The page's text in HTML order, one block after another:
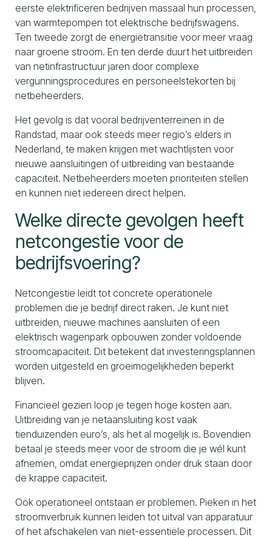
eerste elektrificeren bedrijven massaal hun processen,
van warmtepompen tot elektrische bedrijfswagens.
Ten tweede zorgt de energietransitie voor meer vraag
naar groene stroom. En ten derde duurt het uitbreiden
van netinfrastructuur jaren door complexe
vergunningsprocedures en personeelstekorten bij
netbeheerders.
Het gevolg is dat vooral bedrijventerreinen in de
Randstad, maar ook steeds meer regio’s elders in
Nederland, te maken krijgen met wachtlijsten voor
nieuwe aansluitingen of uitbreiding van bestaande
capaciteit. Netbeheerders moeten prioriteiten stellen
en kunnen niet iedereen direct helpen.
Welke directe gevolgen heeft
netcongestie voor de
bedrijfsvoering?
Netcongestie leidt tot concrete operationele
problemen die je bedrijf direct raken. Je kunt niet
uitbreiden, nieuwe machines aansluiten of een
elektrisch wagenpark opbouwen zonder voldoende
stroomcapaciteit. Dit betekent dat investeringsplannen
worden uitgesteld en groeimogelijkheden beperkt
blijven.
Financieel gezien loop je tegen hoge kosten aan.
Uitbreiding van je netaansluiting kost vaak
tienduizenden euro’s, als het al mogelijk is. Bovendien
betaal je steeds meer voor de stroom die je wél kunt
afnemen, omdat energieprijzen onder druk staan door
de krappe capaciteit.
Ook operationeel ontstaan er problemen. Pieken in het
stroomverbruik kunnen leiden tot uitval van apparatuur
of het afschakelen van niet-essentiële processen. Dit